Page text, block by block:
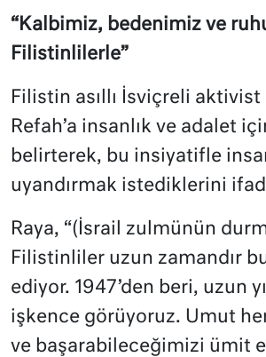
“Kalbimiz, bedenimiz ve
Filistinlilerle”
Filistin asıllı İsviçreli aktivist
Refah’a insanlık ve adalet
belirterek, bu insiyatifle
uyandırmak istediklerini
Raya, “(İsrail zulmünün
Filistinliler uzun zamandır
ediyor. 1947’den beri, uzun
işkence görüyoruz. Umut
ve başarabileceğimizi ümit